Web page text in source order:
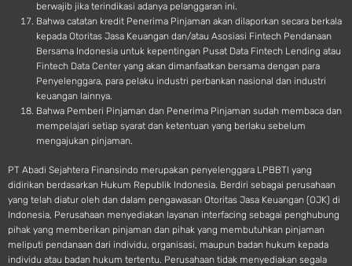
berwajib jika terindikasi adanya pelanggaran ini.
Bahwa catatan kredit Penerima Pinjaman akan dilaporkan secara berkala
kepada Otoritas Jasa Keuangan dan/atau Asosiasi Fintech Pendanaan
Bersama Indonesia untuk kepentingan Pusat Data Fintech Lending atau
Fintech Data Center yang akan dimanfaatkan bersama dengan para
Penyelenggara, para pelaku industri perbankan nasional dan industri
keuangan lainnya.
Bahwa Pemberi Pinjaman dan Penerima Pinjaman sudah membaca dan
mempelajari setiap syarat dan ketentuan yang berlaku sebelum
mengajukan pinjaman.
PT Abadi Sejahtera Finansindo merupakan penyelenggara LPBBTI yang
didirikan berdasarkan Hukum Republik Indonesia. Berdiri sebagai perusahaan
yang telah diatur oleh dan dalam pengawasan Otoritas Jasa Keuangan (OJK) di
Indonesia, Perusahaan menyediakan layanan interfacing sebagai penghubung
pihak yang memberikan pinjaman dan pihak yang membutuhkan pinjaman
meliputi pendanaan dari individu, organisasi, maupun badan hukum kepada
individu atau badan hukum tertentu. Perusahaan tidak menyediakan segala